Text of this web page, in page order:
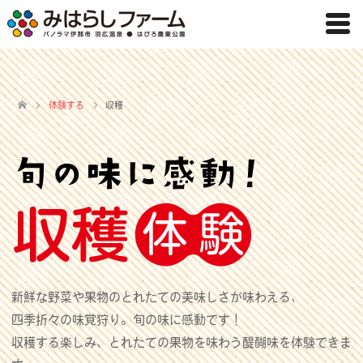
体験する 収穫
新鮮な野菜や果物のとれたての美味しさが味わえる、
四季折々の味覚狩り。旬の味に感動です！
収穫する楽しみ、とれたての果物を味わう醍醐味を体験できま